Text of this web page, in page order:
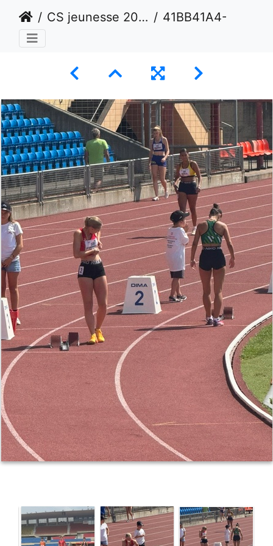
CS jeunesse 2024 - Lausanne 41BB41A4-573B-4003-BA98-201B42A6C2B7 1 105 c